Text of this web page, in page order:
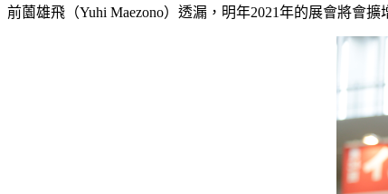
前薗雄飛（Yuhi Maezono）透漏，明年2021年的展會將會